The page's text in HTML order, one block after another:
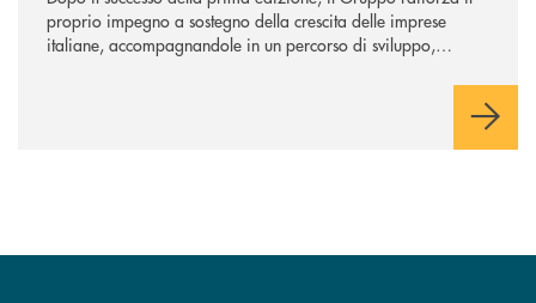
proprio impegno a sostegno della crescita delle imprese
italiane, accompagnandole in un percorso di sviluppo,